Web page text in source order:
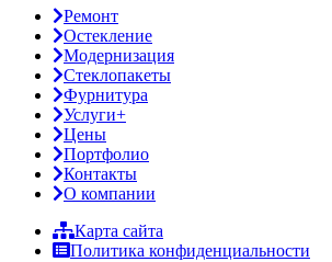
Ремонт
Остекление
Модернизация
Стеклопакеты
Фурнитура
Услуги+
Цены
Портфолио
Контакты
О компании
Карта сайта
Политика конфиденциальности